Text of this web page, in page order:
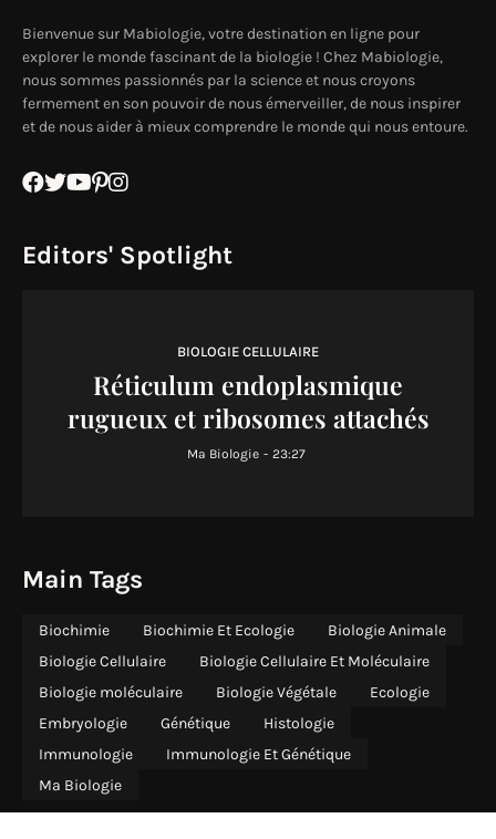
Bienvenue sur Mabiologie, votre destination en ligne pour
explorer le monde fascinant de la biologie ! Chez Mabiologie,
nous sommes passionnés par la science et nous croyons
fermement en son pouvoir de nous émerveiller, de nous inspirer
et de nous aider à mieux comprendre le monde qui nous entoure.
Editors' Spotlight
BIOLOGIE CELLULAIRE
Réticulum endoplasmique
rugueux et ribosomes attachés
Ma Biologie - 23:27
Main Tags
Biochimie Biochimie Et Ecologie
Biologie Animale
Biologie Cellulaire
Biologie Cellulaire Et Moléculaire
Biologie moléculaire
Biologie Végétale
Ecologie
Embryologie
Génétique
Histologie
Immunologie
Immunologie Et Génétique
Ma Biologie